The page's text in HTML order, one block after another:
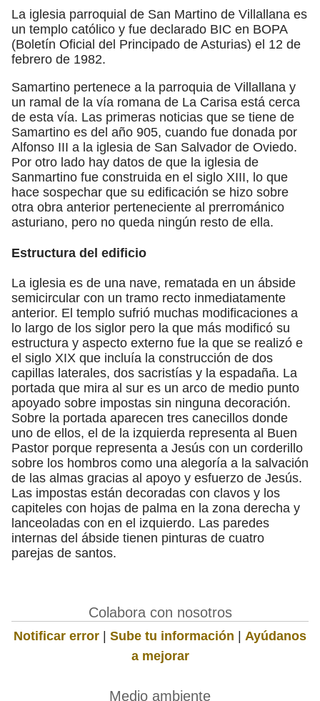
La iglesia parroquial de San Martino de Villallana es
un templo católico y fue declarado BIC en BOPA
(Boletín Oficial del Principado de Asturias) el 12 de
febrero de 1982.
Samartino pertenece a la parroquia de Villallana y
un ramal de la vía romana de La Carisa está cerca
de esta vía. Las primeras noticias que se tiene de
Samartino es del año 905, cuando fue donada por
Alfonso III a la iglesia de San Salvador de Oviedo.
Por otro lado hay datos de que la iglesia de
Sanmartino fue construida en el siglo XIII, lo que
hace sospechar que su edificación se hizo sobre
otra obra anterior perteneciente al prerrománico
asturiano, pero no queda ningún resto de ella.
Estructura del edificio
La iglesia es de una nave, rematada en un ábside
semicircular con un tramo recto inmediatamente
anterior. El templo sufrió muchas modificaciones a
lo largo de los siglor pero la que más modificó su
estructura y aspecto externo fue la que se realizó e
el siglo XIX que incluía la construcción de dos
capillas laterales, dos sacristías y la espadaña. La
portada que mira al sur es un arco de medio punto
apoyado sobre impostas sin ninguna decoración.
Sobre la portada aparecen tres canecillos donde
uno de ellos, el de la izquierda representa al Buen
Pastor porque representa a Jesús con un corderillo
sobre los hombros como una alegoría a la salvación
de las almas gracias al apoyo y esfuerzo de Jesús.
Las impostas están decoradas con clavos y los
capiteles con hojas de palma en la zona derecha y
lanceoladas con en el izquierdo. Las paredes
internas del ábside tienen pinturas de cuatro
parejas de santos.
Colabora con nosotros
Notificar error | Sube tu información | Ayúdanos
a mejorar
Medio ambiente